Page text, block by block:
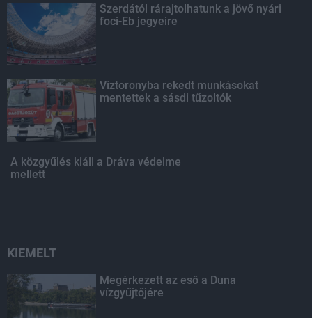
Szerdától rárajtolhatunk a jövő nyári
foci-Eb jegyeire
Víztoronyba rekedt munkásokat
mentettek a sásdi tűzoltók
A közgyűlés kiáll a Dráva védelme
mellett
KIEMELT
Megérkezett az eső a Duna
vízgyűjtőjére